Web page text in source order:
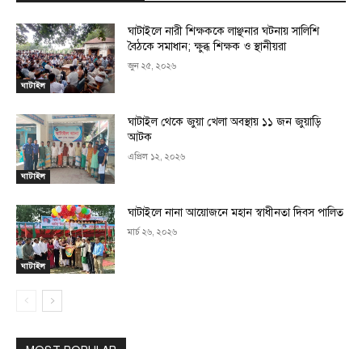
ঘাটাইল
ঘাটাইলে নারী শিক্ষককে লাঞ্ছনার ঘটনায় সালিশি
বৈঠকে সমাধান; ক্ষুব্ধ শিক্ষক ও স্থানীয়রা
জুন ২৫, ২০২৬
ঘাটাইল
ঘাটাইল থেকে জুয়া খেলা অবস্থায় ১১ জন জুয়াড়ি
আটক
এপ্রিল ১২, ২০২৬
ঘাটাইল
ঘাটাইলে নানা আয়োজনে মহান স্বাধীনতা দিবস পালিত
মার্চ ২৬, ২০২৬